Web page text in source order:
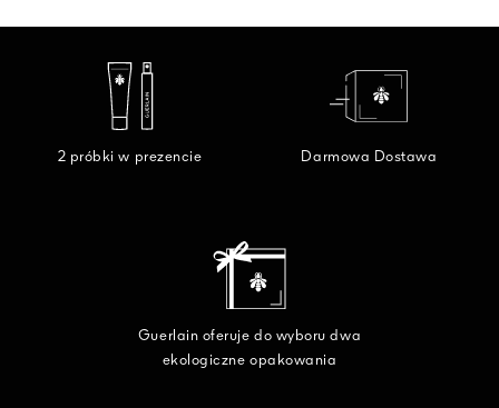
2 próbki w prezencie Darmowa Dostawa
Guerlain oferuje do wyboru dwa
ekologiczne opakowania